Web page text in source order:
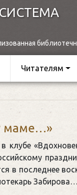
Читателям
маме…»
клубе
в последнее
Забирова…